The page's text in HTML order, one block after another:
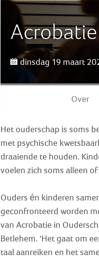
dinsdag 19 maart
Over
Het ouderschap is soms
met psychische
draaiende te houden.
voelen zich soms alleen
Ouders én kinderen
geconfronteerd worden
van Acrobatie in
Betlehem. ‘Het gaat om
taal aanreiken en het